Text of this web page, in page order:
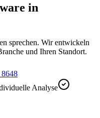
in
sprechen. Wir entwickeln
und Ihren Standort.
Analyse